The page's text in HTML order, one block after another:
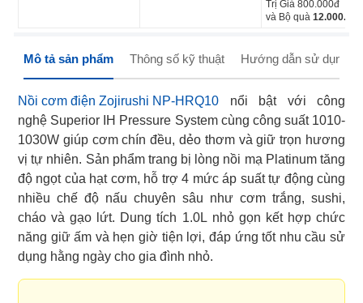
Trị Giá 800.000đ
và Bộ quà 12.000.000
Mô tả sản phẩm Thông số kỹ thuật Hướng dẫn sử dụng
Nồi cơm điện Zojirushi NP-HRQ10 nổi bật với công
nghệ Superior IH Pressure System cùng công suất 1010-
1030W giúp cơm chín đều, dẻo thơm và giữ trọn hương
vị tự nhiên. Sản phẩm trang bị lòng nồi mạ Platinum tăng
độ ngọt của hạt cơm, hỗ trợ 4 mức áp suất tự động cùng
nhiều chế độ nấu chuyên sâu như cơm trắng, sushi,
cháo và gạo lứt. Dung tích 1.0L nhỏ gọn kết hợp chức
năng giữ ấm và hẹn giờ tiện lợi, đáp ứng tốt nhu cầu sử
dụng hằng ngày cho gia đình nhỏ.